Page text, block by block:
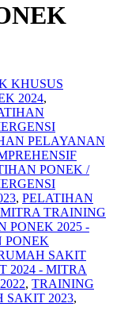
KHUSUS
2024,
PELAYANAN
PONEK /
, PELATIHAN
TRAINING
PONEK 2025 -
PONEK
SAKIT
2024 - MITRA
, TRAINING
SAKIT 2023,